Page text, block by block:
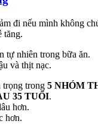
đi nếu mình không
tăng.
tự nhiên trong bữa ăn.
và thịt nạc.
trọng trong 5 NHÓM
35 TUỔI.
hơn.
hơn.